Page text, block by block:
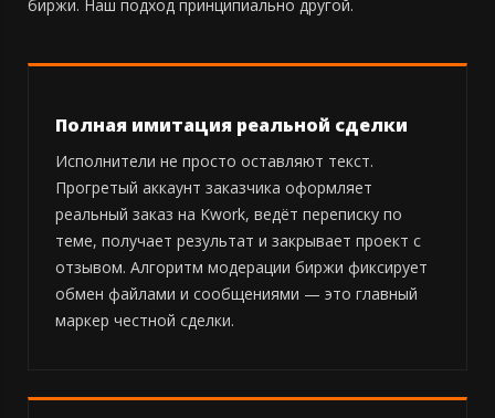
биржи. Наш подход принципиально другой.
Полная имитация реальной сделки
Исполнители не просто оставляют текст.
Прогретый аккаунт заказчика оформляет
реальный заказ на Kwork, ведёт переписку по
теме, получает результат и закрывает проект с
отзывом. Алгоритм модерации биржи фиксирует
обмен файлами и сообщениями — это главный
маркер честной сделки.